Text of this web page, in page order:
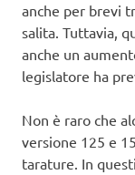
anche per brevi
salita. Tuttavia,
anche un
legislatore ha
Non è raro che
versione 125 e
tarature. In